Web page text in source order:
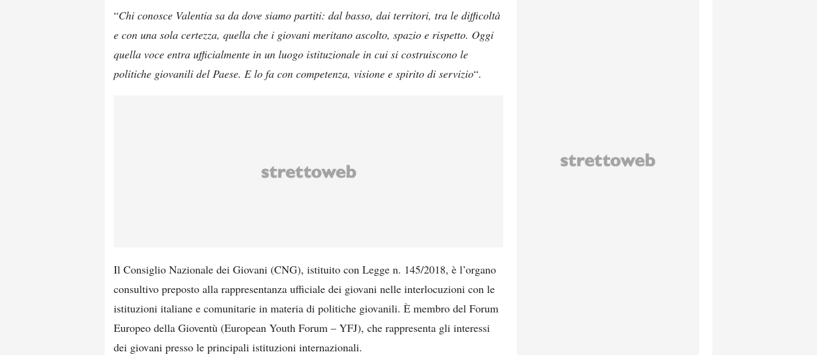
“Chi conosce Valentia sa da dove siamo partiti: dal basso, dai territori, tra le difficoltà
e con una sola certezza, quella che i giovani meritano ascolto, spazio e rispetto. Oggi
quella voce entra ufficialmente in un luogo istituzionale in cui si costruiscono le
politiche giovanili del Paese. E lo fa con competenza, visione e spirito di servizio“.
Il Consiglio Nazionale dei Giovani (CNG), istituito con Legge n. 145/2018, è l’organo
consultivo preposto alla rappresentanza ufficiale dei giovani nelle interlocuzioni con le
istituzioni italiane e comunitarie in materia di politiche giovanili. È membro del Forum
Europeo della Gioventù (European Youth Forum – YFJ), che rappresenta gli interessi
dei giovani presso le principali istituzioni internazionali.